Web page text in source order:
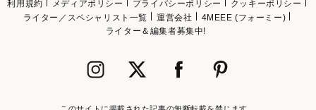
利用規約
メディアポリシー プライバシーポリシー
クッキーポリシー
ライター／スペシャリスト一覧
運営会社
4MEEE (フォーミー)
ライター＆編集者募集中!